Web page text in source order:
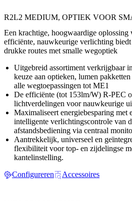
R2L2 MEDIUM, OPTIEK VOOR
Een krachtige, hoogwaardige
efficiënte, nauwkeurige verlichting
drukke routes met smalle wegoptiek
Uitgebreid assortiment verkrijgbaar
keuze aan optieken, lumen
alle wegtoepassingen tot ME1
De efficiënte (tot 153lm/W) R-PEC
lichtverdelingen voor nauwkeurige
Maximaliseert energiebesparing met
intelligente verlichtingscontrole van
afstandsbediening via centraal
Aantrekkelijk, universeel en
flexibiliteit voor top- en zijdelingse
kantelinstelling.
Configureren
Accessoires